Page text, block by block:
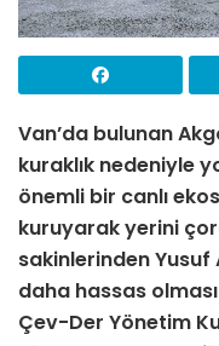
Van’da bulunan
kuraklık nedeniyle
önemli bir canlı
kuruyarak yerini
sakinlerinden
daha hassas
Çev-Der Yönetim